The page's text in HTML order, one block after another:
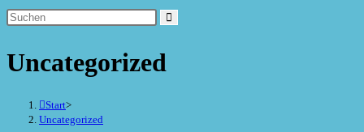
Diese
durchsuchen
Uncategorized
Start>
Uncategorized